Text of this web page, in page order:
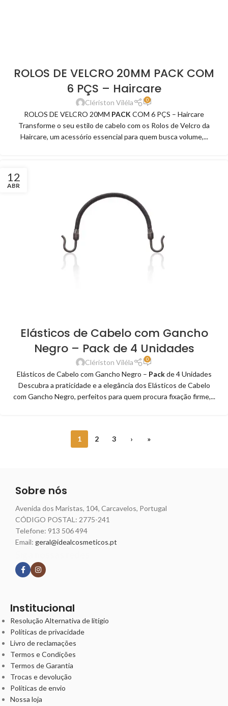
ROLOS DE VELCRO 20MM PACK COM
6 PÇS – Haircare
Clériston Viléla 0
ROLOS DE VELCRO 20MM PACK COM 6 PÇS – Haircare
Transforme o seu estilo de cabelo com os Rolos de Velcro da
Haircare, um acessório essencial para quem busca volume,...
12
ABR
Elásticos de Cabelo com Gancho
Negro – Pack de 4 Unidades
Clériston Viléla 0
Elásticos de Cabelo com Gancho Negro – Packde 4 Unidades
Descubra a praticidade e a elegância dos Elásticos de Cabelo
com Gancho Negro, perfeitos para quem procura fixação firme,...
1 2 3 › »
Sobre nós
Avenida dos Maristas, 104, Carcavelos, Portugal
CÓDIGO POSTAL: 2775-241
Telefone: 913 506 494
Email: geral@idealcosmeticos.pt
Institucional
Resolução Alternativa de litígio
Políticas de privacidade
Livro de reclamações
Termos e Condições
Termos de Garantia
Trocas e devolução
Políticas de envio
Nossa loja